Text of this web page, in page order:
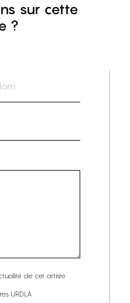
sur cette
?
de cet artiste
URDLA